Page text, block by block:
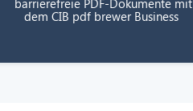
barrierefreie PDF-Dokumente mit
dem CIB pdf brewer Business